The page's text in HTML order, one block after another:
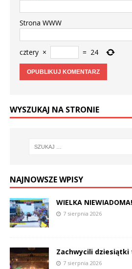
Strona WWW
cztery × = 24
WYSZUKAJ NA STRONIE
NAJNOWSZE WPISY
WIELKA
7 sierpnia 2026
Zachwycili
7 sierpnia 2026